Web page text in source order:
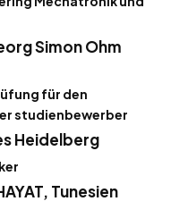
Simon Ohm
für den
studienbewerber
Heidelberg
Tunesien